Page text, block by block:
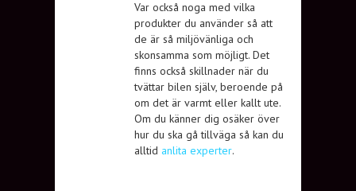
Var också noga med vilka
produkter du använder så att
de är så miljövänliga och
skonsamma som möjligt. Det
finns också skillnader när du
tvättar bilen själv, beroende på
om det är varmt eller kallt ute.
Om du känner dig osäker över
hur du ska gå tillväga så kan du
alltid anlita experter.